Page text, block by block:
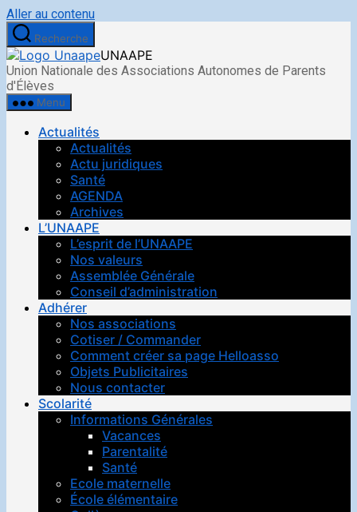
Aller au contenu
Recherche
UNAAPE
Union Nationale des Associations Autonomes de Parents
d'Élèves
Menu
Actualités
Actualités
Actu juridiques
Santé
AGENDA
Archives
L’UNAAPE
L’esprit de l’UNAAPE
Nos valeurs
Assemblée Générale
Conseil d’administration
Adhérer
Nos associations
Cotiser / Commander
Comment créer sa page Helloasso
Objets Publicitaires
Nous contacter
Scolarité
Informations Générales
Vacances
Parentalité
Santé
Ecole maternelle
École élémentaire